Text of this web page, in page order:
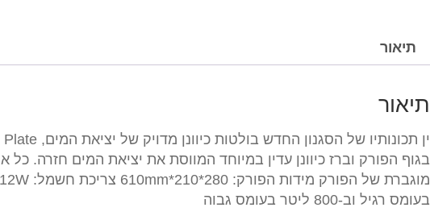
תיאור
תיאור
בגוף הפורק וברז כיוונן עדין במיוחד המווסת את יציאת המים חזרה. כל
בעומס רגיל וב-800 ליטר בעומס גבוה